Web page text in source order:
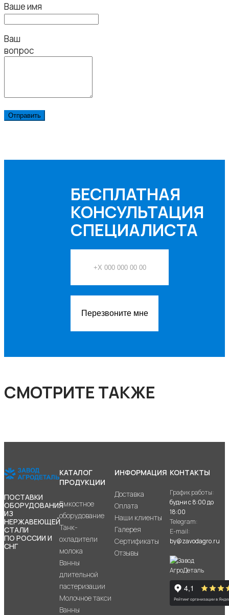
Ваше имя
Ваш
вопрос
БЕСПЛАТНАЯ
КОНСУЛЬТАЦИЯ
СПЕЦИАЛИСТА
Перезвоните мне
СМОТРИТЕ ТАКЖЕ
ПОСТАВКИ
ОБОРУДОВАНИЯ
ИЗ
НЕРЖАВЕЮЩЕЙ
СТАЛИ
ПО РОССИИ И
СНГ
КАТАЛОГ
ПРОДУКЦИИ
Емкостное
оборудование
Танк-
охладители
молока
Ванны
длительной
пастеризации
Молочное такси
Ванны
ИНФОРМАЦИЯ
Доставка
Оплата
Наши клиенты
Галерея
Сертификаты
Отзывы
КОНТАКТЫ
График работы:
будни с 8:00 до
18:00
Telegram:
E-mail:
by@zavodagro.ru